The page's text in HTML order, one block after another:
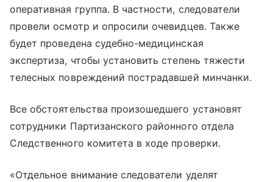
оперативная группа. В частности, следователи
провели осмотр и опросили очевидцев. Также
будет проведена судебно-медицинская
экспертиза, чтобы установить степень тяжести
телесных повреждений пострадавшей минчанки.
Все обстоятельства произошедшего установят
сотрудники Партизанского районного отдела
Следственного комитета в ходе проверки.
«Отдельное внимание следователи уделят